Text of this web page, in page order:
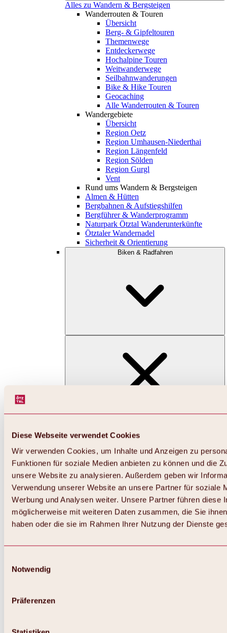
Diese Webseite verwendet Cookies
Wir verwenden Cookies, um Inhalte und Anzeigen zu
Funktionen für soziale Medien anbieten zu können und die
unsere Website zu analysieren. Außerdem geben wir
Verwendung unserer Website an unsere Partner für soziale
Werbung und Analysen weiter. Unsere Partner führen diese
möglicherweise mit weiteren Daten zusammen, die Sie
haben oder die sie im Rahmen Ihrer Nutzung der Dienste
Notwendig
Präferenzen
Alles zu Wandern & Bergsteigen
Wanderrouten & Touren
Übersicht
Berg- & Gipfeltouren
Themenwege
Entdeckerwege
Hochalpine Touren
Weitwanderwege
Seilbahnwanderungen
Bike & Hike Touren
Geocaching
Alle Wanderrouten & Touren
Wandergebiete
Übersicht
Region Oetz
Region Umhausen-Niederthai
Region Längenfeld
Region Sölden
Region Gurgl
Vent
Rund ums Wandern & Bergsteigen
Almen & Hütten
Bergbahnen & Aufstiegshilfen
Bergführer & Wanderprogramm
Naturpark Ötztal Wanderunterkünfte
Ötztaler Wandernadel
Sicherheit & Orientierung
Biken & Radfahren